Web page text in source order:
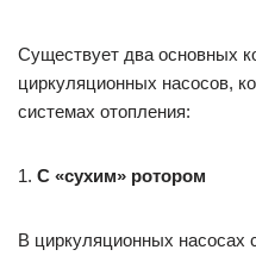
Существует два основных
циркуляционных насосов,
системах отопления:
1. С «сухим» ротором
В циркуляционных насосах